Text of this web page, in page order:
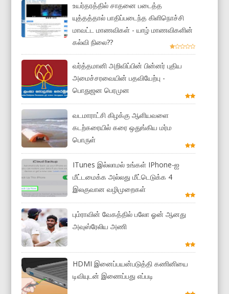
உயர்தரத்தில் சாதனை படைத்த
யுத்தத்தால் பாதிப்படைந்த கிளிநொச்சி
மாவட்ட மாணவிகள் - யாழ் மாணவிகளின்
கல்வி நிலை??
வர்த்தமானி அறிவிப்பின் பின்னர் புதிய
அமைச்சரவையின் பதவியேற்பு -
பொதுஜன பெரமுன
வடமாராட்சி கிழக்கு ஆளியவளை
கடற்கரையில் கரை ஒதுங்கிய மர்ம
பொருள்
ITunes இல்லாமல் உங்கள் IPhone-ஐ
மீட்டமைக்க அல்லது மீட்டெடுக்க 4
இலகுவான வழிமுறைகள்
பும்ராவின் வேகத்தில் பலோ ஓன் ஆனது
அவுஸ்ரேலிய அணி
HDMI இனைப்பயன்படுத்தி கணினியை
டிவியுடன் இணைப்பது எப்படி